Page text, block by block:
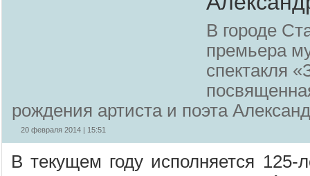
В городе
премьера
спектакля
рождения артиста и поэта
20 февраля 2014 | 15:51
В текущем году исполняется 125-